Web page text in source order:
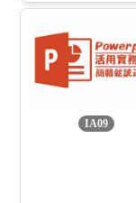
IA09